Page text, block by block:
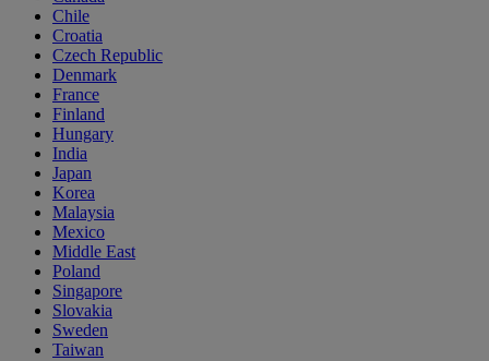
Chile
Croatia
Czech Republic
Denmark
France
Finland
Hungary
India
Japan
Korea
Malaysia
Mexico
Middle East
Poland
Singapore
Slovakia
Sweden
Taiwan